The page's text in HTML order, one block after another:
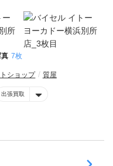
7枚
ショップ 質屋
出張買取